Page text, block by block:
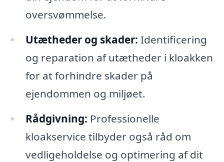
oversvømmelse.
Utætheder og skader: Identificering
og reparation af utætheder i kloakken
for at forhindre skader på
ejendommen og miljøet.
Rådgivning: Professionelle
kloakservice tilbyder også råd om
vedligeholdelse og optimering af dit